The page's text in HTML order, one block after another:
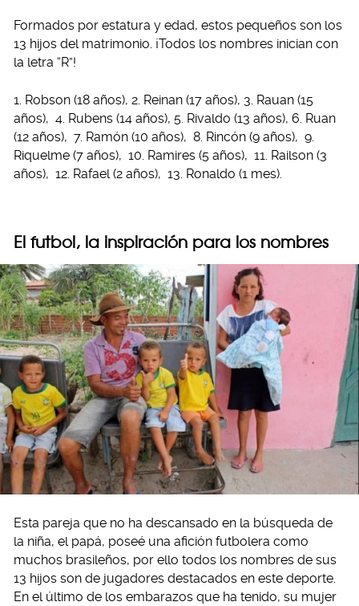
Formados por estatura y edad, estos pequeños son los
13 hijos del matrimonio. ¡Todos los nombres inician con
la letra “R”!
1. Robson (18 años), 2. Reinan (17 años), 3. Rauan (15
años), 4. Rubens (14 años), 5. Rivaldo (13 años), 6. Ruan
(12 años), 7. Ramón (10 años), 8. Rincón (9 años), 9.
Riquelme (7 años), 10. Ramires (5 años), 11. Railson (3
años), 12. Rafael (2 años), 13. Ronaldo (1 mes).
El futbol, la inspiración para los nombres
Esta pareja que no ha descansado en la búsqueda de
la niña, el papá, poseé una afición futbolera como
muchos brasileños, por ello todos los nombres de sus
13 hijos son de jugadores destacados en este deporte.
En el último de los embarazos que ha tenido, su mujer